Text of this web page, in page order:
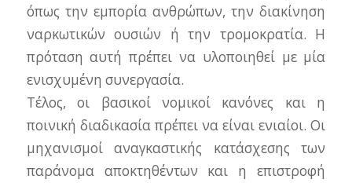
όπως την εμπορία ανθρώπων, την διακίνηση
ναρκωτικών ουσιών ή την τρομοκρατία. Η
πρόταση αυτή πρέπει να υλοποιηθεί με μία
ενισχυμένη συνεργασία.
Τέλος, οι βασικοί νομικοί κανόνες και η
ποινική διαδικασία πρέπει να είναι ενιαίοι. Οι
μηχανισμοί αναγκαστικής κατάσχεσης των
παράνομα αποκτηθέντων και η επιστροφή